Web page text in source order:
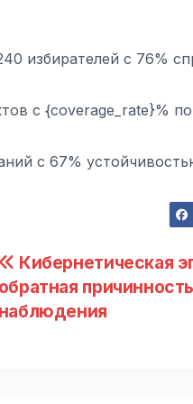
избирателей с 76%
с {coverage_rate}%
с 67%
Кибернетическая
обратная
наблюдения